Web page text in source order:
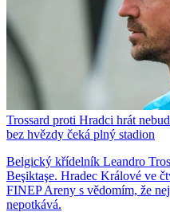
Trossard proti Hradci hrát
bez hvězdy čeká plný stadion
Belgický křídelník Leandro
Beşiktaşe. Hradec Králové ve
FINEP Areny s vědomím, že
nepotkává.